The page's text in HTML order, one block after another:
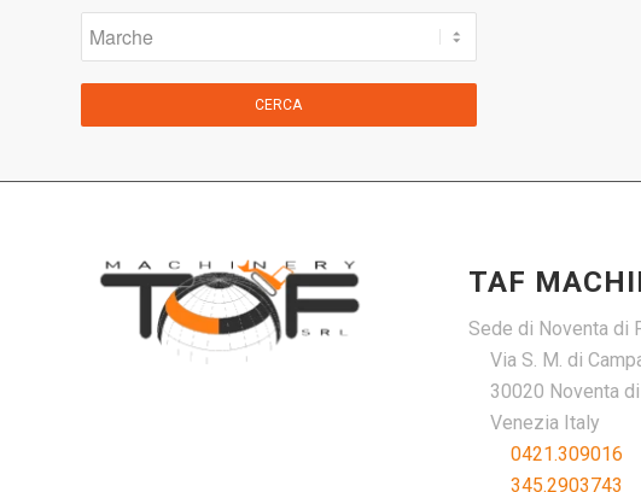
CERCA
TAF
Sede di Noventa di
Via S. M. di
30020 Noventa
Venezia Italy
0421.309016
345.2903743